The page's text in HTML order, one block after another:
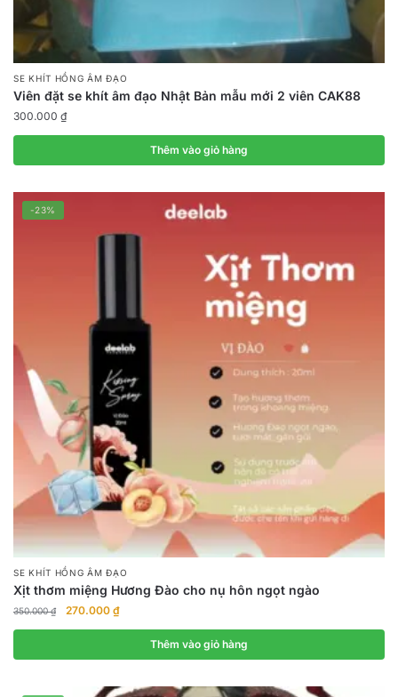
SE KHÍT HỒNG ÂM ĐẠO
Viên đặt se khít âm đạo Nhật Bản mẫu mới 2 viên CAK88
300.000 ₫
Thêm vào giỏ hàng
-23%
SE KHÍT HỒNG ÂM ĐẠO
Xịt thơm miệng Hương Đào cho nụ hôn ngọt ngào
350.000₫
Giá
350.000 ₫.
270.000 ₫Giá
là:
Thêm vào giỏ hàng